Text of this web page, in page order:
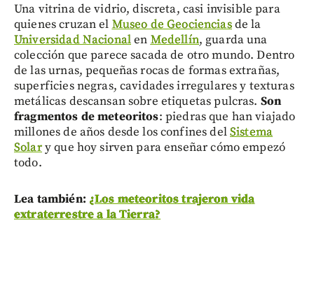
Una vitrina de vidrio, discreta, casi invisible para
quienes cruzan el Museo de Geocienciasde la
Universidad Nacionalen Medellín, guarda una
colección que parece sacada de otro mundo. Dentro
de las urnas, pequeñas rocas de formas extrañas,
superficies negras, cavidades irregulares y texturas
metálicas descansan sobre etiquetas pulcras. Son
fragmentos de meteoritos: piedras que han viajado
millones de años desde los confines delSistema
Solary que hoy sirven para enseñar cómo empezó
todo.
Lea también: ¿Los meteoritos trajeron vida
extraterrestre a la Tierra?